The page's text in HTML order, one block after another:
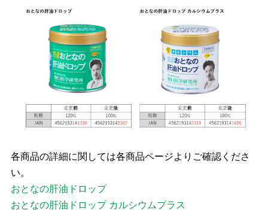
各商品の詳細に関しては各商品ページよりご確認くださ
い。
おとなの肝油ドロップ
おとなの肝油ドロップ カルシウムプラス